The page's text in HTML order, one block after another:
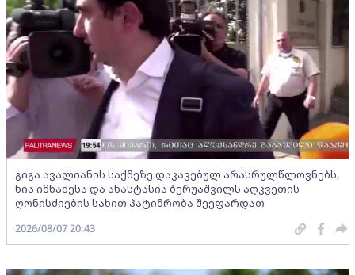
გიგა ავალიანის საქმეზე დაკავებულ არასრულწლოვნებს,
ნია იმნაძესა და ანასტასია ბერუაშვილს აღკვეთის
ღონისძიების სახით პატიმრობა შეეფარდათ
2026/08/07 20:43